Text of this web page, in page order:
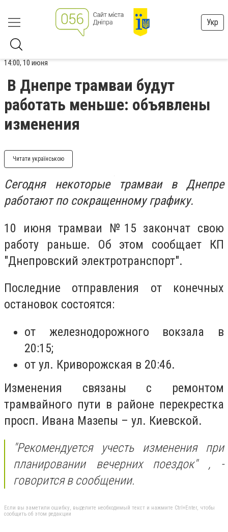
Укр
14:00, 10 июня
В Днепре трамваи будут
работать меньше: объявлены
изменения
Читати українською
Сегодня некоторые трамваи в Днепре
работают по сокращенному графику.
10 июня трамваи №15 закончат свою
работу раньше. Об этом сообщает КП
"Днепровский электротранспорт".
Последние отправления от конечных
остановок состоятся:
от железнодорожного вокзала в
20:15;
от ул. Криворожская в 20:46.
Изменения связаны с ремонтом
трамвайного пути в районе перекрестка
просп. Ивана Мазепы – ул. Киевской.
"Рекомендуется учесть изменения при
планировании вечерних поездок", -
говорится в сообщении.
Если вы заметили ошибку, выделите необходимый текст и нажмите Ctrl+Enter, чтобы
сообщить об этом редакции